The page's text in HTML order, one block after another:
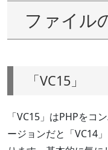
ファイル
「VC15」
「VC15」はPHPをコ
ージョンだと「VC14